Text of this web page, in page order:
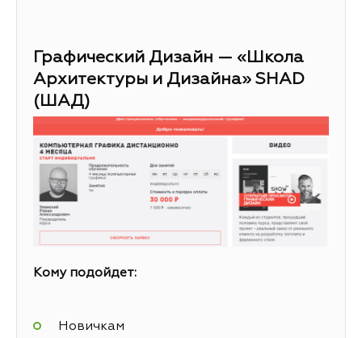
Графический Дизайн — «Школа
Архитектуры и Дизайна» SHAD
(ШАД)
Кому подойдет:
Новичкам